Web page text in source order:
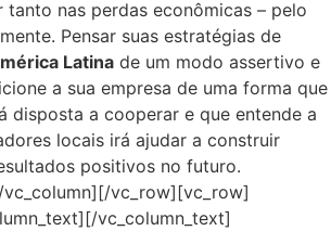
nas perdas econômicas – pelo
Pensar suas estratégias de
Latina de um modo assertivo e
a sua empresa de uma forma que
disposta a cooperar e que entende a
locais irá ajudar a construir
positivos no futuro.
vc_row][vc_row]
vc_column_text]